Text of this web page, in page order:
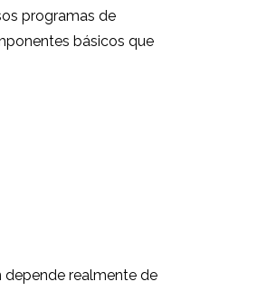
programas de
básicos que
depende realmente de